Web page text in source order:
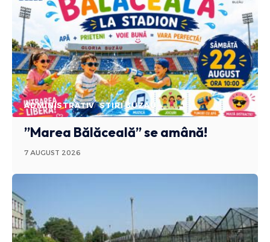
ADMINISTRATIV STIRI BUZAU
”Marea Bălăceală” se amână!
7 AUGUST 2026